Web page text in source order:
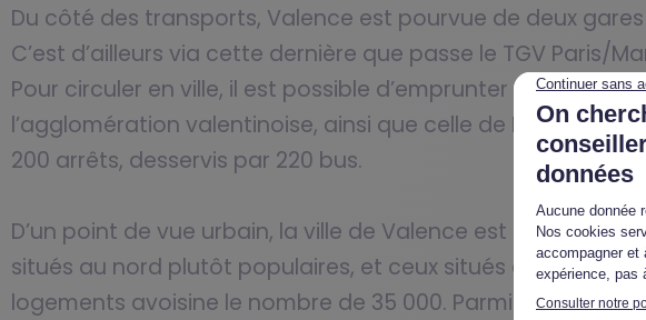
Du côté des transports, Valence est pourvue de deux
C’est d’ailleurs via cette dernière que passe le TGV Paris/
Pour circuler en ville, il est possible d’emprunter des bus
l’agglomération valentinoise, ainsi que celle de Romans-
200 arrêts, desservis par 220 bus.
D’un point de vue urbain, la ville de Valence est divisée
situés au nord plutôt populaires, et ceux situés au sud,
logements avoisine le nombre de 35 000. Parmi eux, près